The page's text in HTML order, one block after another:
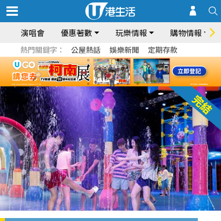
演唱會 優惠著數 玩樂情報 購物情報
熱門關鍵字： 公屋熱話 娛樂新聞 定期存款